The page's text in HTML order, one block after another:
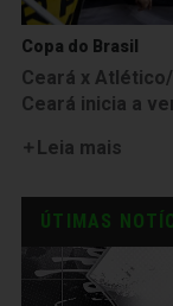
Copa do Brasil
Ceará x
Ceará inicia a
Leia mais
ÚTIMAS